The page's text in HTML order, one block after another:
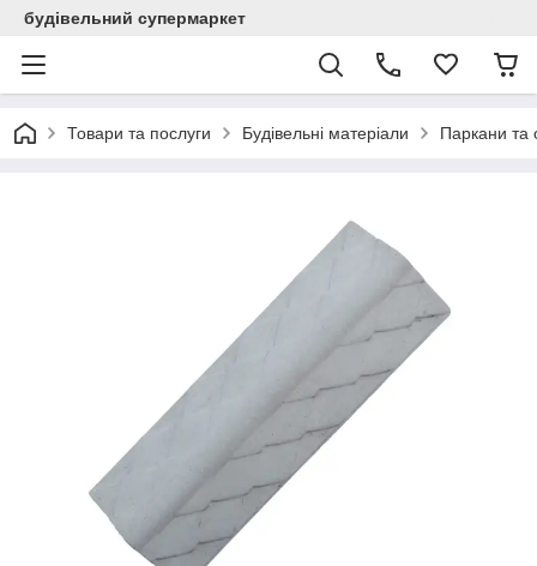
будівельний супермаркет
Товари та послуги Будівельні матеріали Паркани та